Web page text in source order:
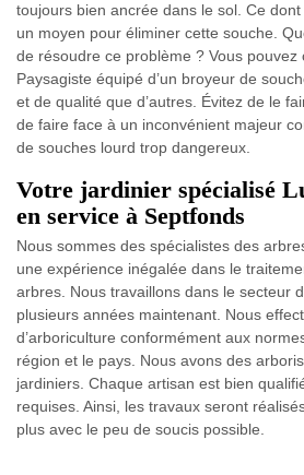
toujours bien ancrée dans le sol. Ce
un moyen pour éliminer cette souche.
de résoudre ce problème ? Vous pouvez
Paysagiste équipé d’un broyeur de
et de qualité que d’autres. Évitez de le
de faire face à un inconvénient majeur
de souches lourd trop dangereux.
Votre jardinier spécialisé
en service à Septfonds
Nous sommes des spécialistes des
une expérience inégalée dans le
arbres. Nous travaillons dans le secteur
plusieurs années maintenant. Nous
d’arboriculture conformément aux
région et le pays. Nous avons des
jardiniers. Chaque artisan est bien
requises. Ainsi, les travaux seront
plus avec le peu de soucis possible.